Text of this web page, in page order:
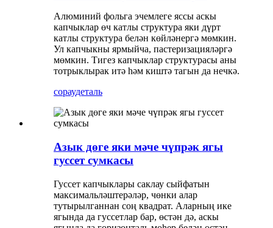
Алюминий фольга эчемлеге яссы аскы
капчыклар өч катлы структура яки дүрт
катлы структура белән көйләнергә мөмкин.
Ул капчыкны ярмыйча, пастеризацияләргә
мөмкин. Тигез капчыклар структурасы аны
тотрыклырак итә һәм киштә тагын да нечкә.
сораудеталь
Азык дөге яки мәче чүпрәк ягы
гуссет сумкасы
Гуссет капчыклары саклау сыйфатын
максимальләштерәләр, чөнки алар
тутырылганнан соң квадрат. Аларның ике
ягында да гуссетлар бар, өстән дә, аскы